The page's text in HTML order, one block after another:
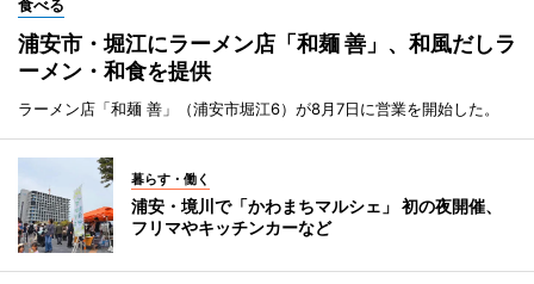
食べる
浦安市・堀江にラーメン店「和麺 善」、和風だしラ
ーメン・和食を提供
ラーメン店「和麺 善」（浦安市堀江6）が8月7日に営業を開始した。
暮らす・働く
浦安・境川で「かわまちマルシェ」 初の夜開催、
フリマやキッチンカーなど